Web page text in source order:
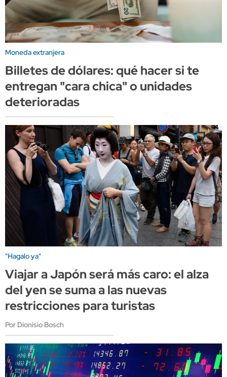
Moneda extranjera
Billetes de dólares: qué hacer si te
entregan "cara chica" o unidades
deterioradas
"Hagalo ya"
Viajar a Japón será más caro: el alza
del yen se suma a las nuevas
restricciones para turistas
Por Dionisio Bosch